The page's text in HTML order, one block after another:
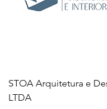
STOA Arquitetura e
LTDA